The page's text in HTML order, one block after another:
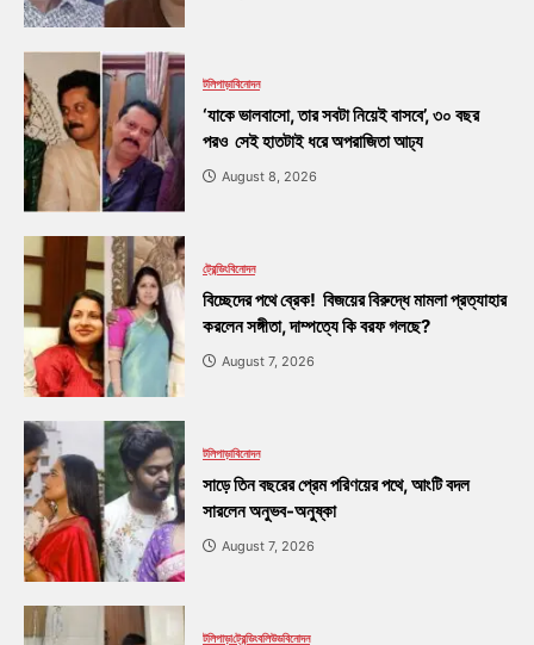
টলিপাড়াবিনোদন
‘যাকে ভালবাসো, তার সবটা নিয়েই বাসবে’, ৩০ বছর
পরও সেই হাতটাই ধরে অপরাজিতা আঢ্য
August 8, 2026
ট্রেন্ডিংবিনোদন
বিচ্ছেদের পথে ব্রেক! বিজয়ের বিরুদ্ধে মামলা প্রত্যাহার
করলেন সঙ্গীতা, দাম্পত্যে কি বরফ গলছে?
August 7, 2026
টলিপাড়াবিনোদন
সাড়ে তিন বছরের প্রেম পরিণয়ের পথে, আংটি বদল
সারলেন অনুভব-অনুষ্কা
August 7, 2026
টলিপাড়াট্রেন্ডিংবলিউডবিনোদন